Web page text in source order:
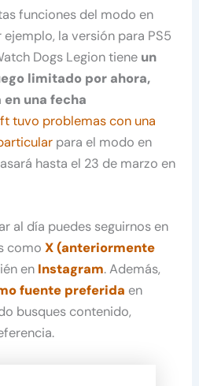
funciones del modo en
la versión para PS5
Dogs Legion tiene un
limitado por ahora,
una fecha
tuvo problemas con una
para el modo en
hasta el 23 de marzo en
al día puedes seguirnos en
comoX (anteriormente
en Instagram. Además,
fuente preferida en
busques contenido,